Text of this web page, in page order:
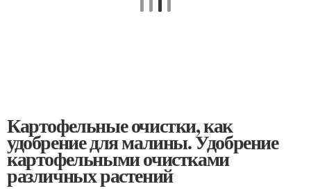
Картофельные очистки, как
удобрение для малины. Удобрение
картофельными очистками
различных растений